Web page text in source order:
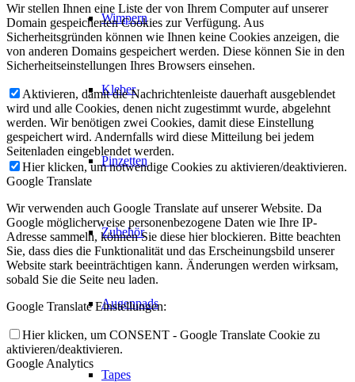
Wimpern
Kleber
Pinzetten
Zubehör
Augenpads
Tapes
Wir stellen Ihnen eine Liste der von Ihrem Computer auf unserer
Domain gespeicherten Cookies zur Verfügung. Aus
Sicherheitsgründen können wie Ihnen keine Cookies anzeigen, die
von anderen Domains gespeichert werden. Diese können Sie in den
Sicherheitseinstellungen Ihres Browsers einsehen.
Aktivieren, damit die Nachrichtenleiste dauerhaft ausgeblendet
wird und alle Cookies, denen nicht zugestimmt wurde, abgelehnt
werden. Wir benötigen zwei Cookies, damit diese Einstellung
gespeichert wird. Andernfalls wird diese Mitteilung bei jedem
Seitenladen eingeblendet werden.
Hier klicken, um notwendige Cookies zu aktivieren/deaktivieren.
Google Translate
Wir verwenden auch Google Translate auf unserer Website. Da
Google möglicherweise personenbezogene Daten wie Ihre IP-
Adresse sammeln, können Sie diese hier blockieren. Bitte beachten
Sie, dass dies die Funktionalität und das Erscheinungsbild unserer
Website stark beeinträchtigen kann. Änderungen werden wirksam,
sobald Sie die Seite neu laden.
Google Translate Einstellungen:
Hier klicken, um CONSENT - Google Translate Cookie zu
aktivieren/deaktivieren.
Google Analytics